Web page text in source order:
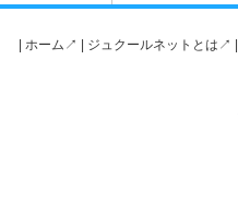
ホーム↗️ ジュクールネットとは↗️